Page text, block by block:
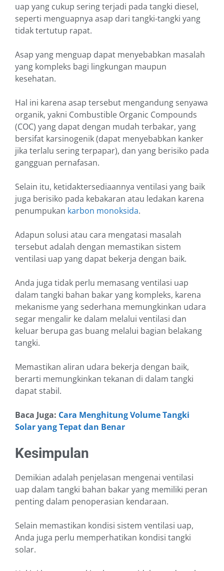
uap yang cukup sering terjadi pada tangki diesel,
seperti menguapnya asap dari tangki-tangki yang
tidak tertutup rapat.
Asap yang menguap dapat menyebabkan masalah
yang kompleks bagi lingkungan maupun
kesehatan.
Hal ini karena asap tersebut mengandung senyawa
organik, yakni Combustible Organic Compounds
(COC) yang dapat dengan mudah terbakar, yang
bersifat karsinogenik (dapat menyebabkan kanker
jika terlalu sering terpapar), dan yang berisiko pada
gangguan pernafasan.
Selain itu, ketidaktersediaannya ventilasi yang baik
juga berisiko pada kebakaran atau ledakan karena
penumpukan karbon monoksida.
Adapun solusi atau cara mengatasi masalah
tersebut adalah dengan memastikan sistem
ventilasi uap yang dapat bekerja dengan baik.
Anda juga tidak perlu memasang ventilasi uap
dalam tangki bahan bakar yang kompleks, karena
mekanisme yang sederhana memungkinkan udara
segar mengalir ke dalam melalui ventilasi dan
keluar berupa gas buang melalui bagian belakang
tangki.
Memastikan aliran udara bekerja dengan baik,
berarti memungkinkan tekanan di dalam tangki
dapat stabil.
Baca Juga: Cara Menghitung Volume Tangki
Solar yang Tepat dan Benar
Kesimpulan
Demikian adalah penjelasan mengenai ventilasi
uap dalam tangki bahan bakar yang memiliki peran
penting dalam penoperasian kendaraan.
Selain memastikan kondisi sistem ventilasi uap,
Anda juga perlu memperhatikan kondisi tangki
solar.